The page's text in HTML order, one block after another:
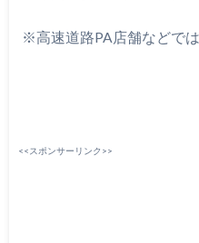
※高速道路PA店舗などで
<<スポンサーリンク>>